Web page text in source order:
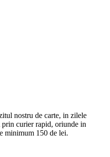
nostru de carte, in zilele
prin curier rapid, oriunde in
minimum 150 de lei.